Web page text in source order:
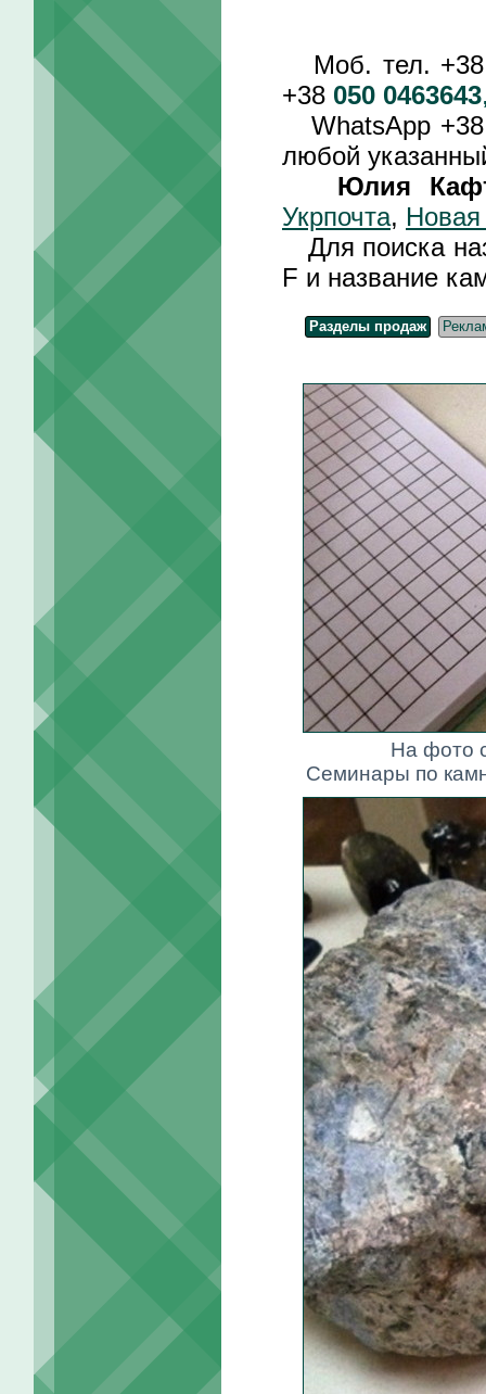
Моб. тел.
+38 050 0463643
WhatsApp
любой
Юлия
Укрпочта, Новая
Для поиска
F и название
Разделы продаж
На фото
Семинары по